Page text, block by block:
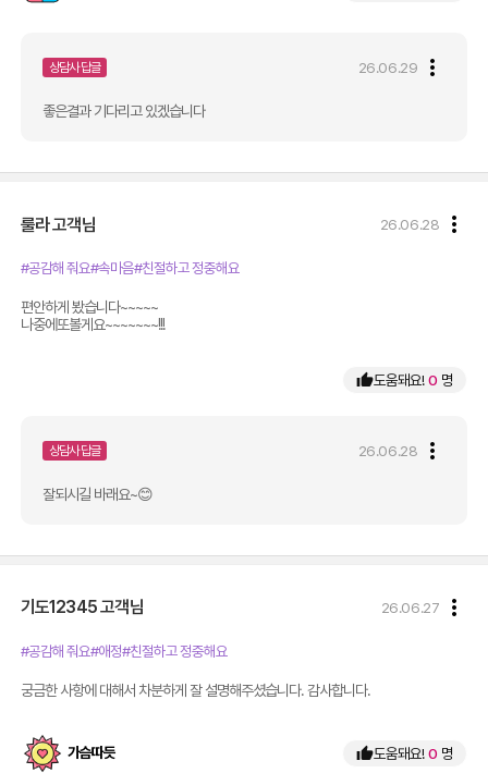
상담사 답글 26.06.29 more_vert
좋은결과 기다리고 있겠습니다
룰라고객님 26.06.28 more_vert
#공감해 줘요#속마음#친절하고 정중해요
편안하게 봤습니다~~~~~
나중에또볼게요~~~~~~~!!!
thumb_up도움돼요! 0 명
상담사 답글 26.06.28 more_vert
잘되시길 바래요~😊
기도12345고객님 26.06.27 more_vert
#공감해 줘요#애정#친절하고 정중해요
궁금한 사항에 대해서 차분하게 잘 설명해주셨습니다. 감사합니다.
가슴따듯 thumb_up도움돼요! 0 명